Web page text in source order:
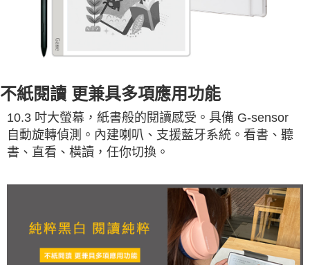
不紙閱讀 更兼具多項應用功能
10.3 吋大螢幕，紙書般的閱讀感受。具備 G-sensor
自動旋轉偵測。內建喇叭、支援藍牙系統。看書、聽
書、直看、橫讀，任你切換。